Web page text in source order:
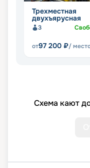
Трехместная
двухъярусная
3
от97 200 ₽/
Схема кают